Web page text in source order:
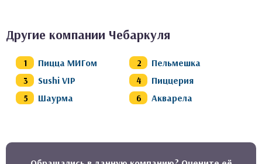
Другие компании Чебаркуля
Пицца МИГом
Пельмешка
Sushi VIP
Пиццерия
Шаурма
Акварела